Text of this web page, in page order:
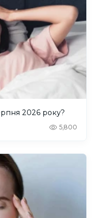
2026 року?
5,800